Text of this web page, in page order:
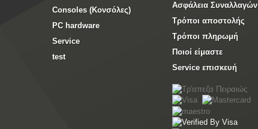
Consoles (Κονσόλες)
PC hardware
Service
test
Ασφάλεια Συναλλαγών
Τρόποι αποστολής
Τρόποι πληρωμή
Ποιοί είμαστε
Service επισκευή